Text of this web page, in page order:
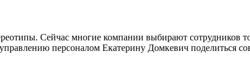
Сейчас многие компании выбирают
персоналом Екатерину Домкевич поделиться